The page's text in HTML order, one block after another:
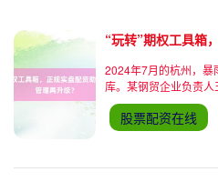
2024年7月的杭州，暴
库。某钢贸企业负责
卷，手机不断弹出下
工停滞导致的需求萎
10000吨库
股票配资在线